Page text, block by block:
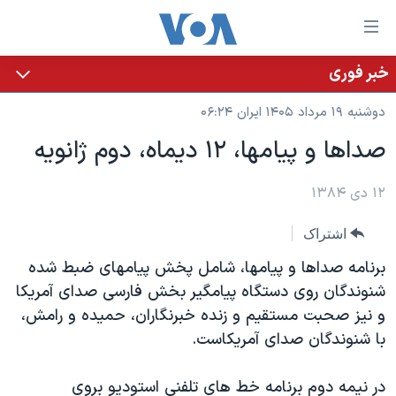
لینکهای
قابل
دسترسی
جهش
محتوای
جهش
اصلی
جهش
به
جستجو
خانه
نسخه سبک وب‌سایت
موضوع ها
ایران
ورزشی
گزیده‌ها
ویژه برنامه‌ها
ویدیوها
برنامه های تلویزیونی
جدول برنامه ها
جام جهانی ۲۰۲۶
عملیات خشم حماسی
۲۵۰سالگی آمریکا
بایگانی برنامه‌های تلویزیونی
فرکانس‌های صدای آمریکا
پخش رادیویی
خبر فوری
دوشنبه ۱۹ مرداد ۱۴۰۵ ایران ۰۶:۲۴
صداها و پيامها، ۱۲ ديماه، دوم ژانويه
۱۲ دی ۱۳۸۴
اشتراک
برنامه صداها و پيامها، شامل پخش پيامهای ضبط شده
شنوندگان روی دستگاه پيامگير بخش فارسی صدای آمريکا
و نيز صحبت مستقيم و زنده خبرنگاران، حميده و رامش،
با شنوندگان صدای آمريکاست.
در نيمه دوم برنامه خط های تلفنی استوديو بروی